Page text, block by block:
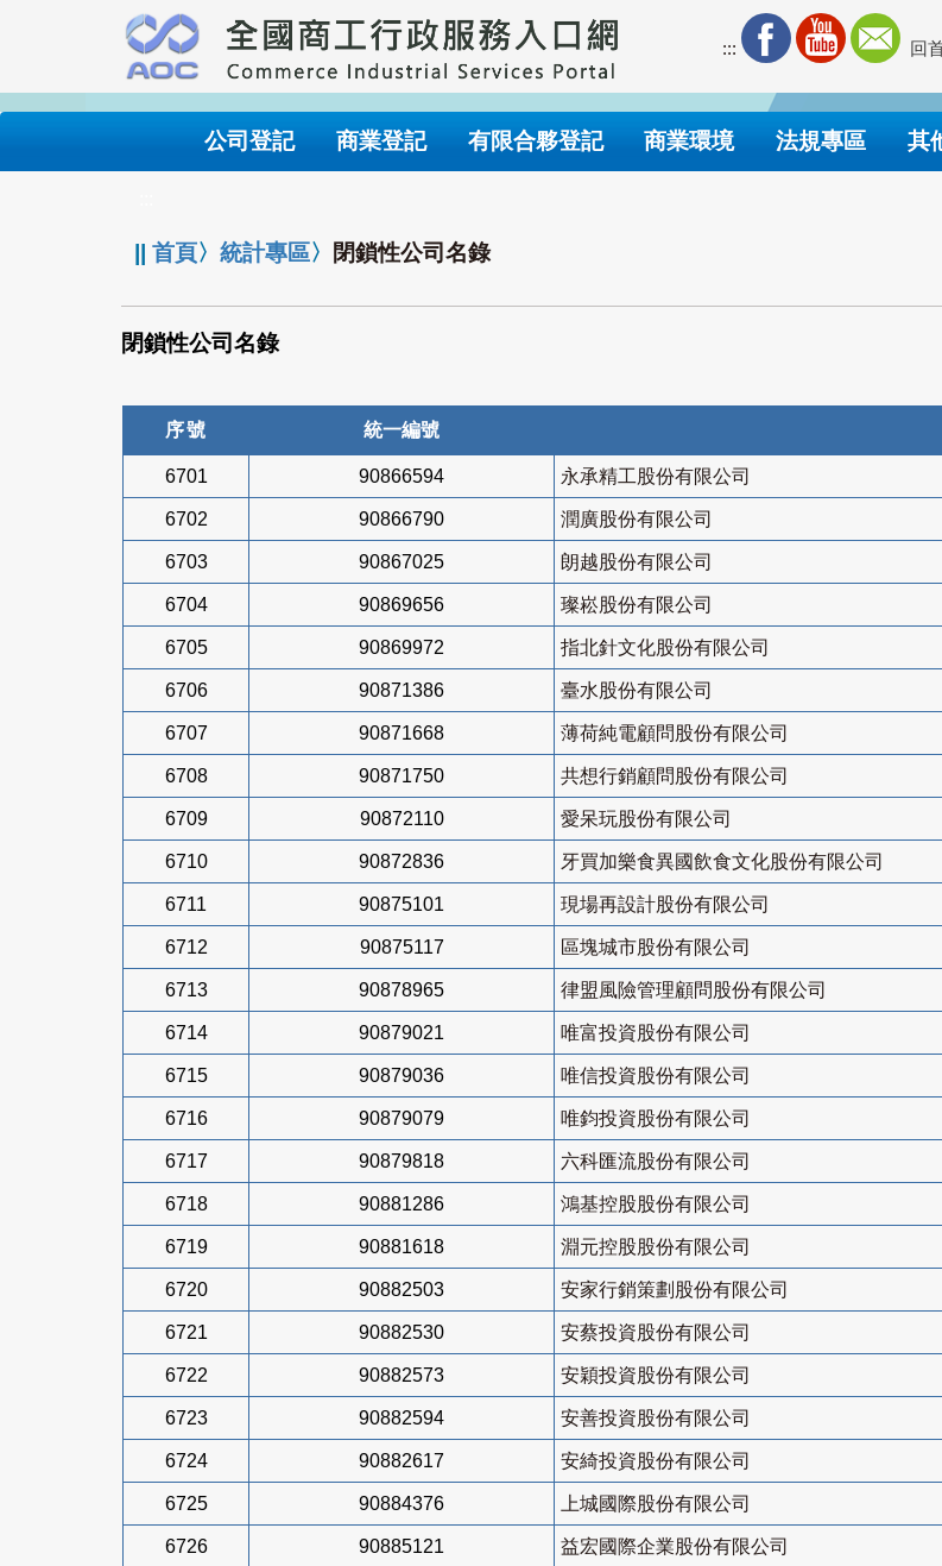
要
內
::: 回
公司登記 商業登記 有限合夥登記 商業環境 法規專區 其
||首頁〉統計專區〉 閉鎖性公司名錄
閉鎖性公司名錄
序號 統一編號
6701 90866594 永承精工股份有限公司
6702 90866790 潤廣股份有限公司
6703 90867025 朗越股份有限公司
6704 90869656 璨崧股份有限公司
6705 90869972 指北針文化股份有限公司
6706 90871386 臺水股份有限公司
6707 90871668 薄荷純電顧問股份有限公司
6708 90871750 共想行銷顧問股份有限公司
6709 90872110 愛呆玩股份有限公司
6710 90872836 牙買加樂食異國飲食文化股份有限公司
6711 90875101 現場再設計股份有限公司
6712 90875117 區塊城市股份有限公司
6713 90878965 律盟風險管理顧問股份有限公司
6714 90879021 唯富投資股份有限公司
6715 90879036 唯信投資股份有限公司
6716 90879079 唯鈞投資股份有限公司
6717 90879818 六科匯流股份有限公司
6718 90881286 鴻基控股股份有限公司
6719 90881618 淵元控股股份有限公司
6720 90882503 安家行銷策劃股份有限公司
6721 90882530 安蔡投資股份有限公司
6722 90882573 安穎投資股份有限公司
6723 90882594 安善投資股份有限公司
6724 90882617 安綺投資股份有限公司
6725 90884376 上城國際股份有限公司
6726 90885121 益宏國際企業股份有限公司